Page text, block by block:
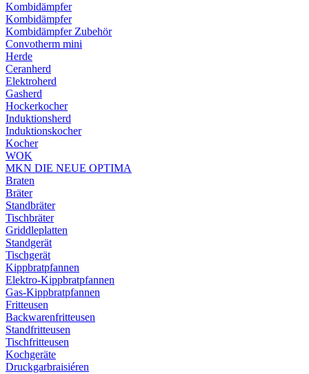
Kombidämpfer
Kombidämpfer
Kombidämpfer Zubehör
Convotherm mini
Herde
Ceranherd
Elektroherd
Gasherd
Hockerkocher
Induktionsherd
Induktionskocher
Kocher
WOK
MKN DIE NEUE OPTIMA
Braten
Bräter
Standbräter
Tischbräter
Griddleplatten
Standgerät
Tischgerät
Kippbratpfannen
Elektro-Kippbratpfannen
Gas-Kippbratpfannen
Fritteusen
Backwarenfritteusen
Standfritteusen
Tischfritteusen
Kochgeräte
Druckgarbraisiéren